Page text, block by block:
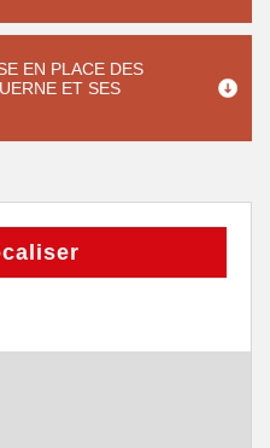
EN PLACE DES
ET SES